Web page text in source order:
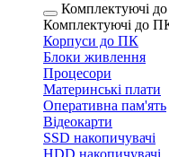
Комплектуючі
Комплектуючі до
Корпуси до ПК
Блоки живлення
Процесори
Материнські плати
Оперативна пам'ять
Відеокарти
SSD накопичувачі
HDD накопичувачі